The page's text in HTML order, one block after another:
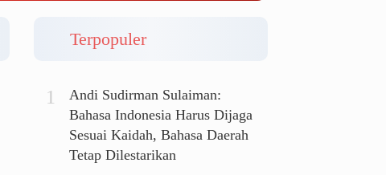
Terpopuler
Andi Sudirman Sulaiman:
Bahasa Indonesia Harus Dijaga
Sesuai Kaidah, Bahasa Daerah
Tetap Dilestarikan